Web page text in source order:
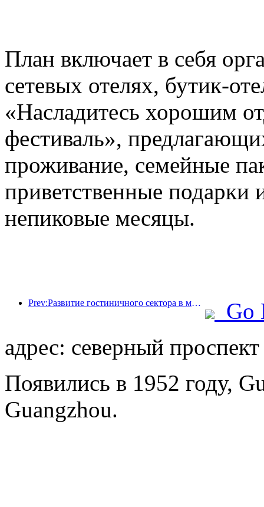
План включает в себя
сетевых отелях, бутик-
«Насладитесь хорошим
фестиваль»,
проживание, семейные
приветственные подарки
непиковые месяцы.
Prev:Развитие гостиничного сектора в мире в 2026 году: Шанхай занимает первое место по увеличению количества номеров.
Go
адрес: северный
Появились в 1952 году,
Guangzhou.